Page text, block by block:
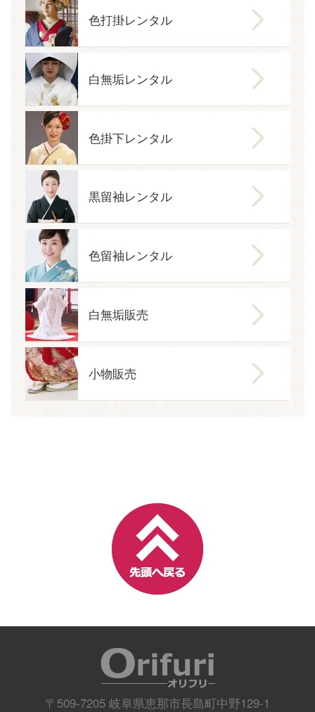
色打掛レンタル
白無垢レンタル
色掛下レンタル
黒留袖レンタル
色留袖レンタル
白無垢販売
小物販売
〒509-7205 岐阜県恵那市長島町中野129-1